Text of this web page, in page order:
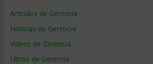
Artículos de Gerencia
Noticias de Gerencia
Videos de Gerencia
Libros de Gerencia